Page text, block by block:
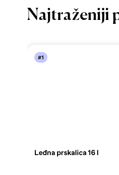
Najtraženiji
#1
Leđna prskalica 16 l